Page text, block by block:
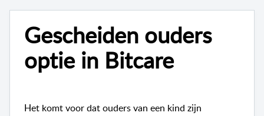
Gescheiden ouders
optie in Bitcare
Het komt voor dat ouders van een kind zijn